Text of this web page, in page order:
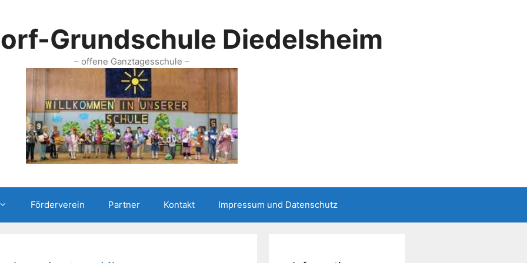
Grundschule Diedelsheim
– offene Ganztagesschule –
Förderverein Partner Kontakt Impressum und Datenschutz